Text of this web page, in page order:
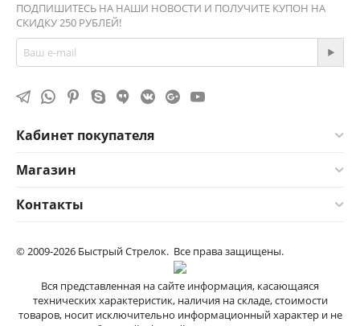
ПОДПИШИТЕСЬ НА НАШИ НОВОСТИ И ПОЛУЧИТЕ КУПОН НА
СКИДКУ 250 РУБЛЕЙ!
Кабинет покупателя
Магазин
Контакты
© 2009-2026 Быстрый Стрелок. Все права защищены.
Вся представленная на сайте информация, касающаяся
технических характеристик, наличия на складе, стоимости
товаров, носит исключительно информационный характер и не